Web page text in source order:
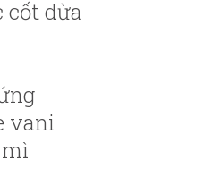
cốt dừa
vani